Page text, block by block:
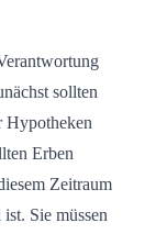
sollten
Hypotheken
Erben
Zeitraum
Sie müssen